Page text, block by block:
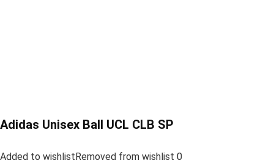
Adidas Unisex Ball UCL CLB SP
Added to wishlistRemoved from wishlist 0